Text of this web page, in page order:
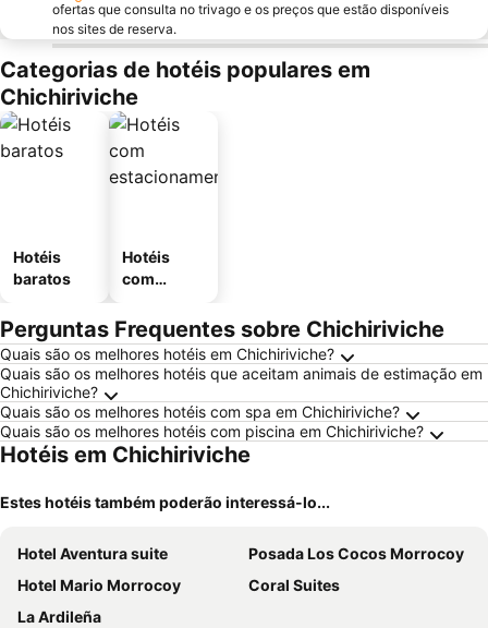
ofertas que consulta no trivago e os preços que estão disponíveis
nos sites de reserva.
Categorias de hotéis populares em
Chichiriviche
Hotéis
baratos
Hotéis
com
mento
Perguntas Frequentes sobre Chichiriviche
Quais são os melhores hotéis em Chichiriviche?
Quais são os melhores hotéis que aceitam animais de estimação em
Chichiriviche?
Quais são os melhores hotéis com spa em Chichiriviche?
Quais são os melhores hotéis com piscina em Chichiriviche?
Hotéis em Chichiriviche
Estes hotéis também poderão interessá-lo...
Hotel Aventura suite
Posada Los Cocos Morrocoy
Hotel Mario Morrocoy
Coral Suites
La Ardileña